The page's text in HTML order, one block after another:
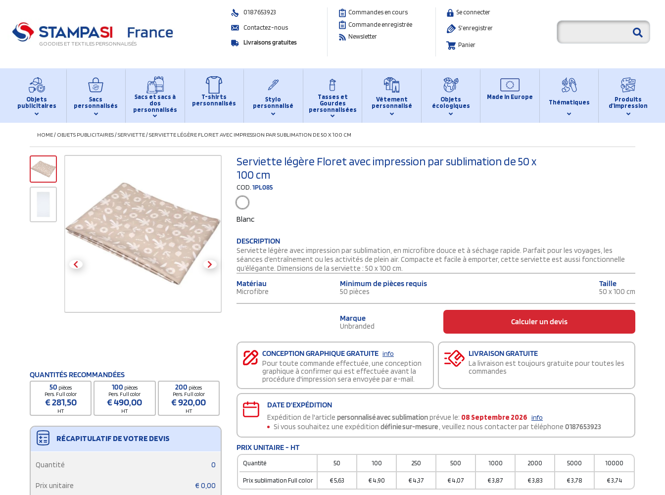
GOODIES ET TEXTILES PERSONNALISÉS
0187653923
Contactez-nous
Livraisons gratuites
Commandes en cours
Commande enregistrée
Newsletter
Se connecter
S'enregistrer
Panier
Objets
publicitaires
Sacs
personnalisés
Sacs et sacs à
dos
personnalisés
T-shirts
personnalisés
Stylo
personnalisé
Tasses et
Gourdes
personnalisées
Vêtement
personnalisé
Objets
écologiques
Made in Europe
Thématiques
Produits
d’impression
HOME/ OBJETS PUBLICITAIRES/SERVIETTE/SERVIETTE LÉGÈRE FLORET AVEC IMPRESSION PAR SUBLIMATION DE 50 X 100 CM
QUANTITÉS RECOMMANDÉES
50 pièces
Pers. Full color
€281,50
HT
100 pièces
Pers. Full color
€490,00
HT
200 pièces
Pers. Full color
€920,00
HT
RÉCAPITULATIF DE VOTRE DEVIS
Quantité 0
Prix unitaire € 0,00
Serviette légère Floret avec impression par sublimation de 50 x
100 cm
COD.1PL085
Blanc
DESCRIPTION
Serviette légère avec impression par sublimation, en microfibre douce et à séchage rapide. Parfait pour les voyages, les
séances d’entraînement ou les activités de plein air. Compacte et facile à emporter, cette serviette est aussi fonctionnelle
qu’élégante. Dimensions de la serviette : 50 x 100 cm.
Matériau
Microfibre
Minimum de pièces requis
50 pièces
Taille
50 x 100 cm
Marque
Unbranded Calculer un devis
CONCEPTION GRAPHIQUE GRATUITE info
Pour toute commande effectuée, une conception
graphique à confirmer qui est effectuée avant la
procédure d'impression sera envoyée par e-mail.
LIVRAISON GRATUITE
La livraison est toujours gratuite pour toutes les
commandes
DATE D'EXPÉDITION
Expédition de l'article personnalisé avec sublimationprévue le: 08 Septembre 2026 info
Si vous souhaitez une expédition définie sur-mesure, veuillez nous contacter par téléphone 0187653923
PRIX UNITAIRE - HT
Quantité 50 100 250 500 1000 2000 5000 10000
Prix sublimation Full color €5,63 € 4,90 € 4,37 € 4,07 €3,87 €3,83 €3,78 €3,74